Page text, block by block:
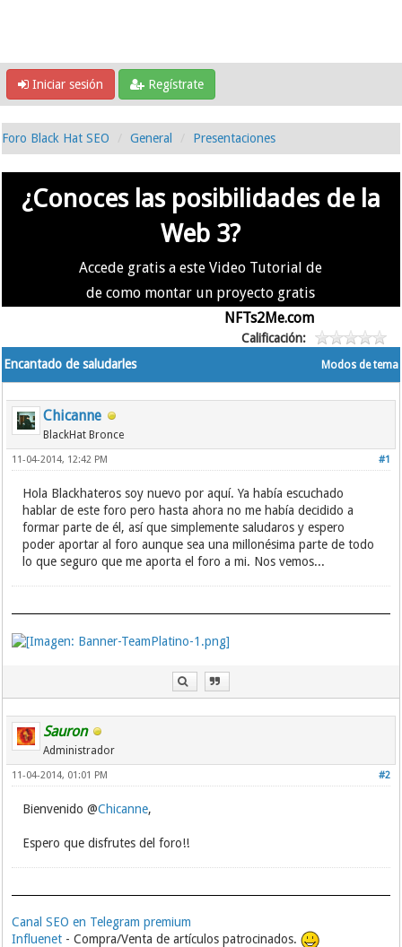
Iniciar sesión Regístrate
Foro Black Hat SEO General Presentaciones
¿Conoces las posibilidades de la
Web 3?
Accede gratis a este Video Tutorial de
de como montar un proyecto gratis
NFTs2Me.com
Calificación:
Modos de tema
Encantado de saludarles
Chicanne
BlackHat Bronce
#1
11-04-2014, 12:42 PM
Hola Blackhateros soy nuevo por aquí. Ya había escuchado
hablar de este foro pero hasta ahora no me había decidido a
formar parte de él, así que simplemente saludaros y espero
poder aportar al foro aunque sea una millonésima parte de todo
lo que seguro que me aporta el foro a mi. Nos vemos...
Sauron
Administrador
#2
11-04-2014, 01:01 PM
Bienvenido @Chicanne,
Espero que disfrutes del foro!!
Canal SEO en Telegram premium
Influenet - Compra/Venta de artículos patrocinados.